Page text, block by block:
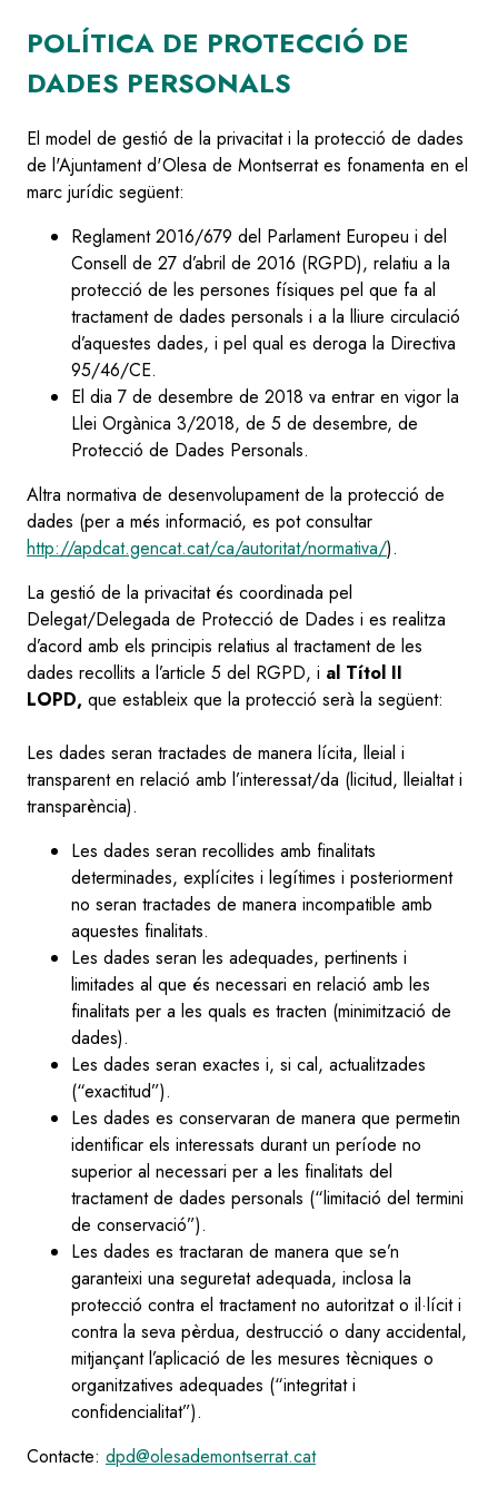
POLÍTICA DE PROTECCIÓ DE
DADES PERSONALS
El model de gestió de la privacitat i la protecció de dades
de l'Ajuntament d'Olesa de Montserrat es fonamenta en el
marc jurídic següent:
Reglament 2016/679 del Parlament Europeu i del
Consell de 27 d’abril de 2016 (RGPD), relatiu a la
protecció de les persones físiques pel que fa al
tractament de dades personals i a la lliure circulació
d’aquestes dades, i pel qual es deroga la Directiva
95/46/CE.
El dia 7 de desembre de 2018 va entrar en vigor la
Llei Orgànica 3/2018, de 5 de desembre, de
Protecció de Dades Personals.
Altra normativa de desenvolupament de la protecció de
dades (per a més informació, es pot consultar
http://apdcat.gencat.cat/ca/autoritat/normativa/).
La gestió de la privacitat és coordinada pel
Delegat/Delegada de Protecció de Dades i es realitza
d’acord amb els principis relatius al tractament de les
dades recollits a l’article 5 del RGPD, i al Títol II
LOPD, que estableix que la protecció serà la següent:
Les dades seran tractades de manera lícita, lleial i
transparent en relació amb l’interessat/da (licitud, lleialtat i
transparència).
Les dades seran recollides amb finalitats
determinades, explícites i legítimes i posteriorment
no seran tractades de manera incompatible amb
aquestes finalitats.
Les dades seran les adequades, pertinents i
limitades al que és necessari en relació amb les
finalitats per a les quals es tracten (minimització de
dades).
Les dades seran exactes i, si cal, actualitzades
(“exactitud”).
Les dades es conservaran de manera que permetin
identificar els interessats durant un període no
superior al necessari per a les finalitats del
tractament de dades personals (“limitació del termini
de conservació”).
Les dades es tractaran de manera que se’n
garanteixi una seguretat adequada, inclosa la
protecció contra el tractament no autoritzat o il·lícit i
contra la seva pèrdua, destrucció o dany accidental,
mitjançant l’aplicació de les mesures tècniques o
organitzatives adequades (“integritat i
confidencialitat”).
Contacte: dpd@olesademontserrat.cat